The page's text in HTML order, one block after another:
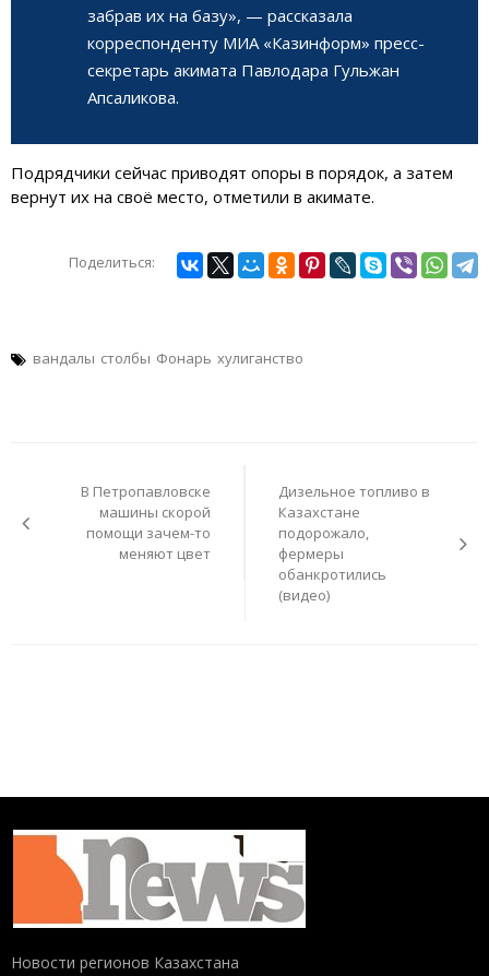
забрав их на базу», — рассказала
корреспонденту МИА «Казинформ» пресс-
секретарь акимата Павлодара Гульжан
Апсаликова.
Подрядчики сейчас приводят опоры в порядок, а затем
вернут их на своё место, отметили в акимате.
Поделиться:
вандалы столбы Фонарь хулиганство
записямВ Петропавловске
машины скорой
помощи зачем-то
меняют цвет
Дизельное топливо в
Казахстане
подорожало,
фермеры
обанкротились
(видео)
Новости регионов Казахстана